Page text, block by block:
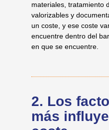
materiales, tratamiento
valorizables y
un coste, y ese coste
encuentre dentro del
en que se encuentre.
2. Los
más